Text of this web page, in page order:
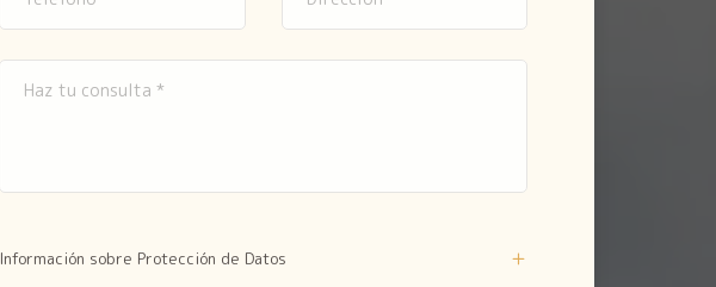
Información sobre Protección de Datos